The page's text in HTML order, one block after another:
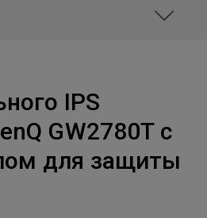
IPS
GW2780T с
для защиты